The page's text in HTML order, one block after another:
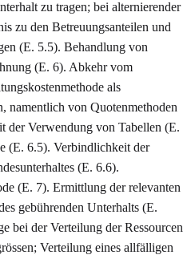
zu tragen; bei alternierender
zu den Betreuungsanteilen und
(E. 5.5). Behandlung von
(E. 6). Abkehr vom
als
namentlich von Quotenmethoden
der Verwendung von Tabellen (E.
(E. 6.5). Verbindlichkeit der
(E. 6.6).
(E. 7). Ermittlung der relevanten
gebührenden Unterhalts (E.
bei der Verteilung der Ressourcen
Verteilung eines allfälligen